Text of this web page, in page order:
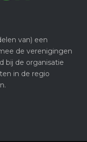
van) een
de verenigingen
bij de organisatie
in de regio